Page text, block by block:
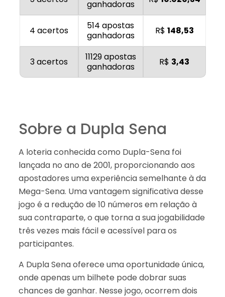
ganhadoras
4 acertos
514 apostas
ganhadoras
R$ 148,53
3 acertos
11129 apostas
ganhadoras
R$ 3,43
Sobre a Dupla Sena
A loteria conhecida como Dupla-Sena foi
lançada no ano de 2001, proporcionando aos
apostadores uma experiência semelhante à da
Mega-Sena. Uma vantagem significativa desse
jogo é a redução de 10 números em relação à
sua contraparte, o que torna a sua jogabilidade
três vezes mais fácil e acessível para os
participantes.
A Dupla Sena oferece uma oportunidade única,
onde apenas um bilhete pode dobrar suas
chances de ganhar. Nesse jogo, ocorrem dois